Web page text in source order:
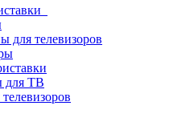
для телевизоров
для ТВ